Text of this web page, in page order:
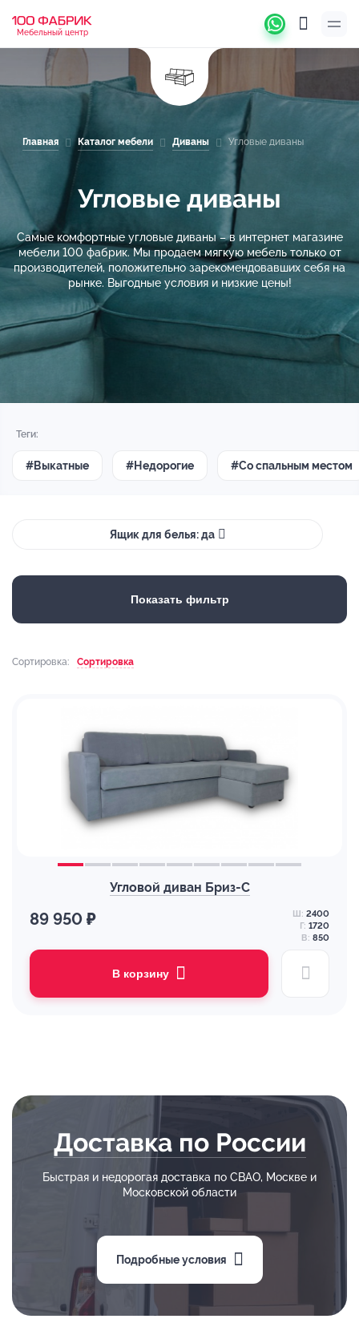
Мебельный центр
Главная Каталог мебели Диваны Угловые диваны
Угловые диваны
Самые комфортные угловые диваны – в интернет магазине
мебели 100 фабрик. Мы продаем мягкую мебель только от
производителей, положительно зарекомендовавших себя на
рынке. Выгодные условия и низкие цены!
Теги:
#Выкатные #Недорогие #Со спальным местом
Ящик для белья: да
Показать фильтр
Сортировка: Сортировка
Угловой диван Бриз-С
89 950 ₽ Ш: 2400
Г: 1720
В: 850
В корзину
Доставка по России
Быстрая и недорогая доставка по СВАО, Москве и
Московской области
Подробные условия